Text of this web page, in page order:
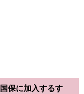
保に加入するす